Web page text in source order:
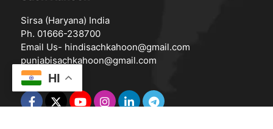
Sirsa (Haryana) India
Ph. 01666-238700
Email Us- hindisachkahoon@gmail.com
punjabisachkahoon@gmail.com
HI